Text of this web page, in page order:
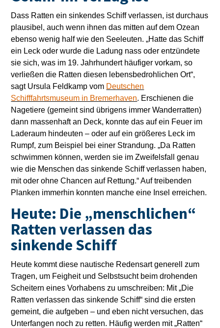
Dass Ratten ein sinkendes Schiff verlassen, ist durchaus
plausibel, auch wenn ihnen das mitten auf dem Ozean
ebenso wenig half wie den Seeleuten. „Hatte das Schiff
ein Leck oder wurde die Ladung nass oder entzündete
sie sich, was im 19. Jahrhundert häufiger vorkam, so
verließen die Ratten diesen lebensbedrohlichen Ort“,
sagt Ursula Feldkamp vom Deutschen
Schifffahrtsmuseum in Bremerhaven. Erschienen die
Nagetiere (gemeint sind übrigens immer Wanderratten)
dann massenhaft an Deck, konnte das auf ein Feuer im
Laderaum hindeuten – oder auf ein größeres Leck im
Rumpf, zum Beispiel bei einer Strandung. „Da Ratten
schwimmen können, werden sie im Zweifelsfall genau
wie die Menschen das sinkende Schiff verlassen haben,
mit oder ohne Chancen auf Rettung.“ Auf treibenden
Planken immerhin konnten manche eine Insel erreichen.
Heute: Die „menschlichen“
Ratten verlassen das
sinkende Schiff
Heute kommt diese nautische Redensart generell zum
Tragen, um Feigheit und Selbstsucht beim drohenden
Scheitern eines Vorhabens zu umschreiben: Mit „Die
Ratten verlassen das sinkende Schiff“ sind die ersten
gemeint, die aufgeben – und eben nicht versuchen, das
Unterfangen noch zu retten. Häufig werden mit „Ratten“